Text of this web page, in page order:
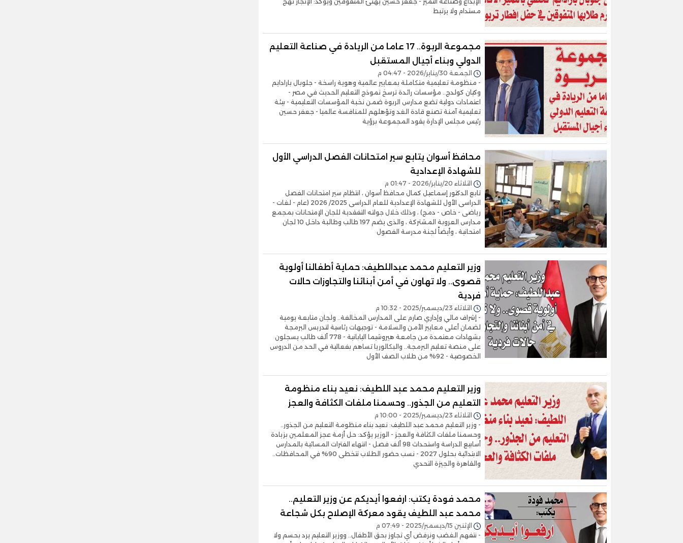
مستدام ولا يرتبط
مجموعة الربوة.. 17 عاما من الريادة في صناعة التعليم
الدولي وبناء أجيال المستقبل
الجمعة 30/يناير/2026 - 04:47 م
- منظومة تعليمية متكاملة بمعايير عالمية وهوية راسخة - جلوبال بارادايم
وكيان كولدج.. مؤسسات رائدة ترسخ نموذج التعليم الحديث في مصر -
اعتمادات دولية تضع مدارس الربوة ضمن نخبة المؤسسات التعليمية - بيئة
تعليمية آمنة تصنع قادة الغد وتؤهلهم للمنافسة عالميا - جعفر حسين
رئيس مجلس الإدارة يقود المجموعة برؤية
محافظ أسوان يتابع سير امتحانات الفصل الدراسي الأول
للشهادة الإعدادية
الثلاثاء 20/يناير/2026 - 01:47 م
تابع الدكتور إسماعيل كمال محافظ أسوان ، انتظام سير امتحانات الفصل
الدراسى الأول للشهادة الإعدادية للعام الدراسى 2025/ 2026 (عام - لغات -
رياضى - خاص - دمج) ، وذلك خلال جولته التفقدية للجان الإمتحانات بمجمع
مدارس العروبة المشتركة ، والذى يضم 197 طالب وطالبة داخل 10 لجان
امتحانية ، وأيضاً لجنة مدرسة الفصول
وزير التعليم محمد عبداللطيف: حماية أطفالنا أولوية
قصوى.. ولا تهاون في أمن أبنائنا والتجاوزات حالات
فردية
الثلاثاء 23/ديسمبر/2025 - 10:32 م
- إشراف مالي وإداري صارم على المدارس المخالفة.. ولجان متابعة يومية
لضمان أعلى معايير الأمن والسلامة - توجيهات رئاسية لتدريس البرمجة
بشهادات معتمدة من جامعة هيروشيما اليابانية - 778 ألف طالب يسجلون
على منصة تعليم البرمجة.. والبكالوريا تساهم بفعالية في الحد من الدروس
الخصوصية - 92% من طلاب الصف الأول
وزير التعليم محمد عبد اللطيف: نعيد بناء منظومة
التعليم من الجذور.. وحسمنا ملفات الكثافة والعجز
الثلاثاء 23/ديسمبر/2025 - 10:00 م
- وزير التعليم محمد عبد اللطيف: نعيد بناء منظومة التعليم من الجذور..
وحسمنا ملفات الكثافة والعجز - الوزير يؤكد: حل أزمة عجز المعلمين بزيادة
أسابيع الدراسة واستحداث 98 ألف فصل - انتهاء الفترات المسائية بالمدارس
الابتدائية بحلول 2027 - نسب حضور الطلاب تتخطى 90% في المحافظات..
والقاهرة والجيزة التحدي
محمد فودة يكتب: ارفعوا أيديكم عن وزير التعليم..
محمد عبد اللطيف يقود معركة الإصلاح بكل شجاعة
الإثنين 15/ديسمبر/2025 - 07:49 م
- نتفهم الغضب ونرفض أي تجاوز بحق الأطفال.. ووزير التعليم يرد بحسم ولا